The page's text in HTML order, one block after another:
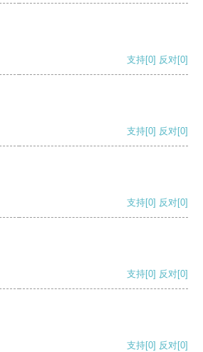
支持[0] 反对[0]
支持[0] 反对[0]
支持[0] 反对[0]
支持[0] 反对[0]
支持[0] 反对[0]